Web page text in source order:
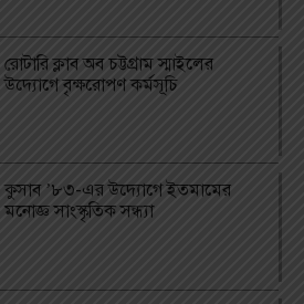
রোটারি ক্লাব অব চট্টগ্রাম স্মাইলের
উদ্যোগে বৃক্ষরোপণ কর্মসূচি
কুসাব ’৮৩-এর উদ্যোগে ইতমামের
মনোজ্ঞ সাংস্কৃতিক সন্ধ্যা